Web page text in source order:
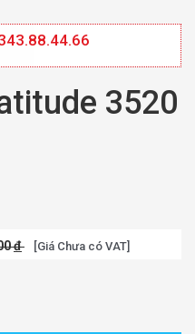
3520
đ [Giá Chưa có VAT]